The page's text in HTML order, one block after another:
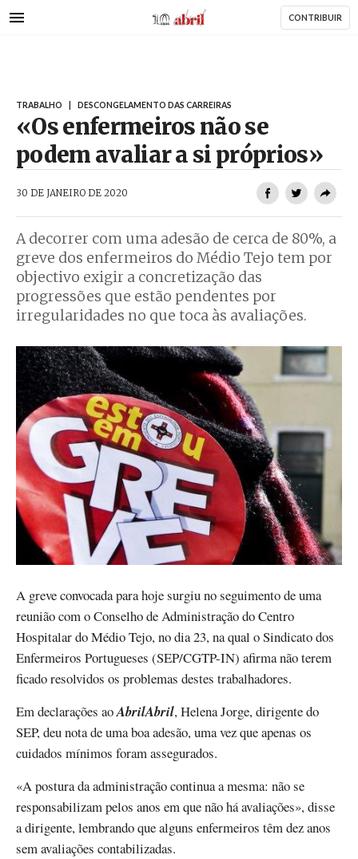
para
AbrilAbril CONTRIBUIR
TRABALHO DESCONGELAMENTO DAS CARREIRAS
«Os enfermeiros não se
podem avaliar a si próprios»
30 DE JANEIRO DE 2020
A decorrer com uma adesão de cerca de 80%, a
greve dos enfermeiros do Médio Tejo tem por
objectivo exigir a concretização das
progressões que estão pendentes por
irregularidades no que toca às avaliações.
A greve convocada para hoje surgiu no seguimento de uma
reunião com o Conselho de Administração do Centro
Hospitalar do Médio Tejo, no dia 23, na qual o Sindicato dos
Enfermeiros Portugueses (SEP/CGTP-IN) afirma não terem
ficado resolvidos os problemas destes trabalhadores.
Em declarações aoAbrilAbril, Helena Jorge, dirigente do
SEP, deu nota de uma boa adesão, uma vez que apenas os
cuidados mínimos foram assegurados.
«A postura da administração continua a mesma: não se
responsabilizam pelos anos em que não há avaliações», disse
a dirigente, lembrando que alguns enfermeiros têm dez anos
sem avaliações contabilizadas.